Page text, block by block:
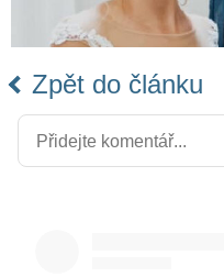
Zpět do článku